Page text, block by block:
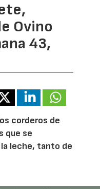
Ovino
43,
corderos de
que se
leche, tanto de